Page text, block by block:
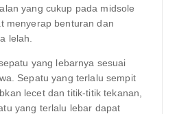
yang cukup pada midsole
menyerap benturan dan
lelah.
yang lebarnya sesuai
Sepatu yang terlalu sempit
lecet dan titik-titik tekanan,
yang terlalu lebar dapat